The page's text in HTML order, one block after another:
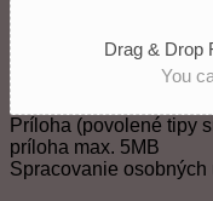
Drag & Drop
You
Príloha (povolené tipy
príloha max. 5MB
Spracovanie osobných